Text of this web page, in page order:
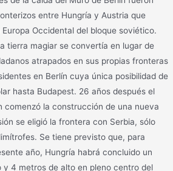
entre Hungría y Austria que
Occidental del bloque soviético.
tierra magiar se convertía en lugar de
atrapados en sus propias fronteras
en Berlín cuya única posibilidad de
hasta Budapest. 26 años después el
comenzó la construcción de una nueva
se eligió la frontera con Serbia, sólo
Se tiene previsto que, para
año, Hungría habrá concluido un
y 4 metros de alto en pleno centro del